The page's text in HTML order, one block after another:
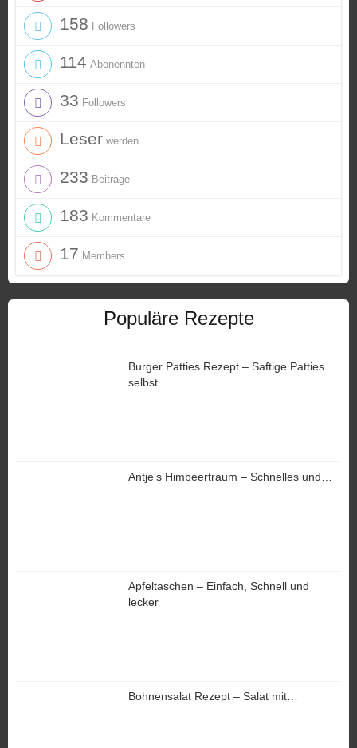
158 Followers
114 Abonennten
33 Followers
Leser werden
233 Beiträge
183 Kommentare
17 Members
Populäre Rezepte
Burger Patties Rezept – Saftige Patties
selbst…
Antje’s Himbeertraum – Schnelles und…
Apfeltaschen – Einfach, Schnell und
lecker
Bohnensalat Rezept – Salat mit…